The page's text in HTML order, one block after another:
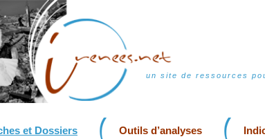
un site de ressources
et Dossiers Outils d’analyses